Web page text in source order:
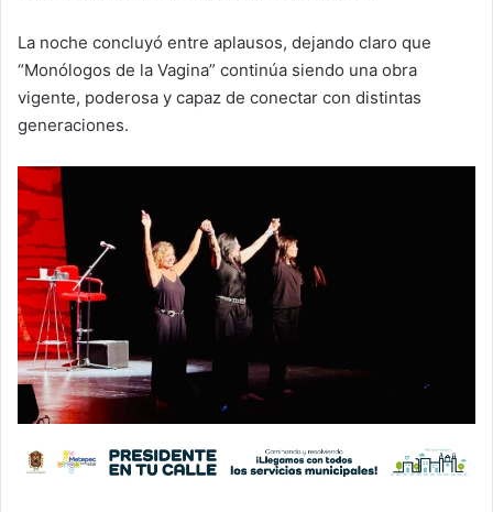
La noche concluyó entre aplausos, dejando claro que
“Monólogos de la Vagina” continúa siendo una obra
vigente, poderosa y capaz de conectar con distintas
generaciones.